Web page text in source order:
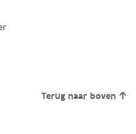
Terug naar boven